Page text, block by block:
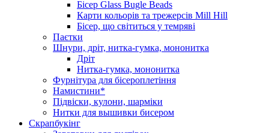
Бісер Glass Bugle Beads
Карти кольорів та трежерсів Mill Hill
Бісер, що світиться у темряві
Паєтки
Шнури, дріт, нитка-гумка, мононитка
Дріт
Нитка-гумка, мононитка
Фурнітура для бісероплетіння
Намистини*
Підвіски, кулони, шарміки
Нитки для вышивки бисером
Скрапбукінг